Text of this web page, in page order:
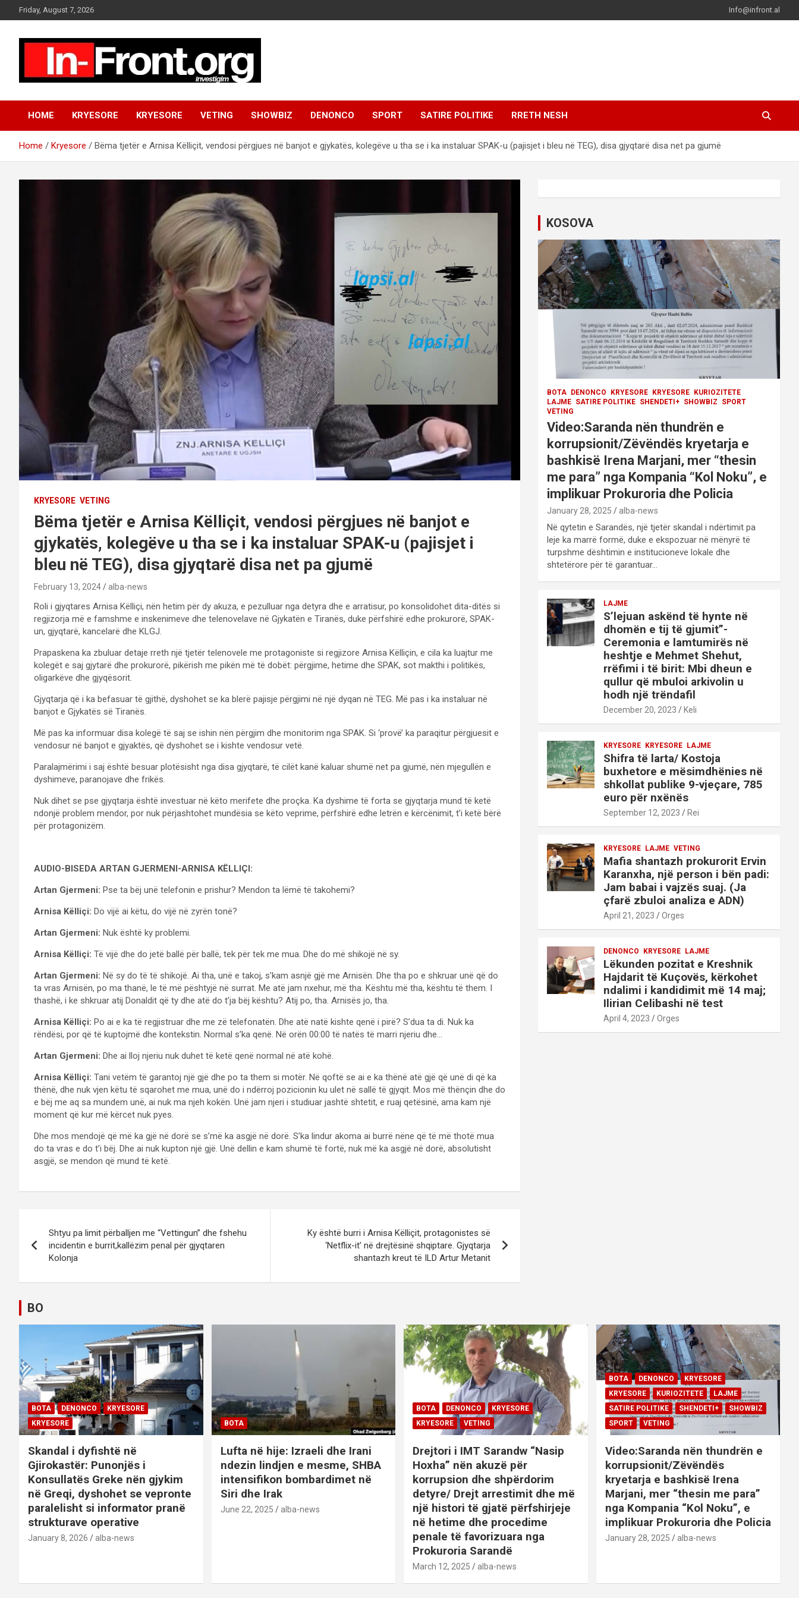
k
e
Friday, August 7, 2026 Info@infront.al
HOME KRYESORE KRYESORE VETING SHOWBIZ DENONCO SPORT SATIRE POLITIKE RRETH NESH
Home Kryesore Bëma tjetër e Arnisa Këlliçit, vendosi përgjues në banjot e gjykatës, kolegëve u tha se i ka instaluar SPAK-u (pajisjet i bleu në TEG), disa gjyqtarë disa net pa gjumë
KRYESORE VETING
Bëma tjetër e Arnisa Këlliçit, vendosi përgjues në banjot e
gjykatës, kolegëve u tha se i ka instaluar SPAK-u (pajisjet i
bleu në TEG), disa gjyqtarë disa net pa gjumë
February 13, 2024 alba-news
Roli i gjyqtares Arnisa Këlliçi, nën hetim për dy akuza, e pezulluar nga detyra dhe e arratisur, po konsolidohet dita-ditës si
regjizorja më e famshme e inskenimeve dhe telenovelave në Gjykatën e Tiranës, duke përfshirë edhe prokurorë, SPAK-
un, gjyqtarë, kancelarë dhe KLGJ.
Prapaskena ka zbuluar detaje rreth një tjetër telenovele me protagoniste si regjizore Arnisa Këlliçin, e cila ka luajtur me
kolegët e saj gjytarë dhe prokurorë, pikërish me pikën më të dobët: përgjime, hetime dhe SPAK, sot makthi i politikës,
oligarkëve dhe gjyqësorit.
Gjyqtarja që i ka befasuar të gjithë, dyshohet se ka blerë pajisje përgjimi në një dyqan në TEG. Më pas i ka instaluar në
banjot e Gjykatës së Tiranës.
Më pas ka informuar disa kolegë të saj se ishin nën përgjim dhe monitorim nga SPAK. Si ‘provë’ ka paraqitur përgjuesit e
vendosur në banjot e gjyaktës, që dyshohet se i kishte vendosur vetë.
Paralajmërimi i saj është besuar plotësisht nga disa gjyqtarë, të cilët kanë kaluar shumë net pa gjumë, nën mjegullën e
dyshimeve, paranojave dhe frikës.
Nuk dihet se pse gjyqtarja është investuar në këto merifete dhe proçka. Ka dyshime të forta se gjyqtarja mund të ketë
ndonjë problem mendor, por nuk përjashtohet mundësia se këto veprime, përfshirë edhe letrën e kërcënimit, t’i ketë bërë
për protagonizëm.
AUDIO-BISEDA ARTAN GJERMENI-ARNISA KËLLIÇI:
Artan Gjermeni: Pse ta bëj unë telefonin e prishur? Mendon ta lëmë të takohemi?
Arnisa Këlliçi: Do vijë ai këtu, do vijë në zyrën tonë?
Artan Gjermeni: Nuk është ky problemi.
Arnisa Këlliçi: Të vijë dhe do jetë ballë për ballë, tek për tek me mua. Dhe do më shikojë në sy.
Artan Gjermeni: Në sy do të të shikojë. Ai tha, unë e takoj, s’kam asnjë gjë me Arnisën. Dhe tha po e shkruar unë që do
ta vras Arnisën, po ma thanë, le të më pështyjë në surrat. Me atë jam nxehur, më tha. Kështu më tha, kështu të them. I
thashë, i ke shkruar atij Donaldit që ty dhe atë do t’ja bëj kështu? Atij po, tha. Arnisës jo, tha.
Arnisa Këlliçi: Po ai e ka të regjistruar dhe me zë telefonatën. Dhe atë natë kishte qenë i pirë? S’dua ta di. Nuk ka
rëndësi, por që të kuptojmë dhe kontekstin. Normal s’ka qenë. Në orën 00:00 të natës të marri njeriu dhe…
Artan Gjermeni: Dhe ai lloj njeriu nuk duhet të ketë qenë normal në atë kohë.
Arnisa Këlliçi: Tani vetëm të garantoj një gjë dhe po ta them si motër. Në qoftë se ai e ka thënë atë gjë që unë di që ka
thënë, dhe nuk vjen këtu të sqarohet me mua, unë do i ndërroj pozicionin ku ulet në sallë të gjyqit. Mos më thënçin dhe do
e bëj me aq sa mundem unë, ai nuk ma njeh kokën. Unë jam njeri i studiuar jashtë shtetit, e ruaj qetësinë, ama kam një
moment që kur më kërcet nuk pyes.
Dhe mos mendojë që më ka gjë në dorë se s’më ka asgjë në dorë. S’ka lindur akoma ai burrë nëne që të më thotë mua
do ta vras e do t’i bëj. Dhe ai nuk kupton një gjë. Unë dellin e kam shumë të fortë, nuk më ka asgjë në dorë, absolutisht
asgjë, se mendon që mund të ketë.
t
n
v
i
g
a
o
n
Shtyu pa limit përballjen me “Vettingun” dhe fshehu
incidentin e burrit,kallëzim penal për gjyqtaren
Kolonja
Ky është burri i Arnisa Këlliçit, protagonistes së
‘Netflix-it’ në drejtësinë shqiptare. Gjyqtarja
shantazh kreut të ILD Artur Metanit
KOSOVA
BOTA DENONCO KRYESORE KRYESORE
KURIOZITETE
LAJME SATIRE POLITIKE SHENDETI+ SHOWBIZ
SPORT
VETING
Video:Saranda nën thundrën e
korrupsionit/Zëvëndës kryetarja e
bashkisë Irena Marjani, mer “thesin
me para” nga Kompania “Kol Noku”, e
implikuar Prokuroria dhe Policia
January 28, 2025 alba-news
Në qytetin e Sarandës, një tjetër skandal i ndërtimit pa
leje ka marrë formë, duke e ekspozuar në mënyrë të
turpshme dështimin e institucioneve lokale dhe
shtetërore për të garantuar…
LAJME
S’lejuan askënd të hynte në
dhomën e tij të gjumit”-
Ceremonia e lamtumirës në
heshtje e Mehmet Shehut,
rrëfimi i të birit: Mbi dheun e
qullur që mbuloi arkivolin u
hodh një trëndafil
December 20, 2023 Keli
KRYESORE KRYESORE LAJME
Shifra të larta/ Kostoja
buxhetore e mësimdhënies në
shkollat publike 9-vjeçare, 785
euro për nxënës
September 12, 2023 Rei
KRYESORE LAJME VETING
Mafia shantazh prokurorit Ervin
Karanxha, një person i bën padi:
Jam babai i vajzës suaj. (Ja
çfarë zbuloi analiza e ADN)
April 21, 2023 Orges
DENONCO KRYESORE LAJME
Lëkunden pozitat e Kreshnik
Hajdarit të Kuçovës, kërkohet
ndalimi i kandidimit më 14 maj;
Ilirian Celibashi në test
April 4, 2023 Orges
BO
BOTA DENONCO
KRYESORE
KRYESORE
Skandal i dyfishtë në
Gjirokastër: Punonjës i
Konsullatës Greke nën gjykim
në Greqi, dyshohet se vepronte
paralelisht si informator pranë
strukturave operative
January 8, 2026 alba-news
BOTA
Lufta në hije: Izraeli dhe Irani
ndezin lindjen e mesme, SHBA
intensifikon bombardimet në
Siri dhe Irak
June 22, 2025 alba-news
BOTA DENONCO
KRYESORE
KRYESORE
VETING
Drejtori i IMT Sarandw “Nasip
Hoxha” nën akuzë për
korrupsion dhe shpërdorim
detyre/ Drejt arrestimit dhe më
një histori të gjatë përfshirjeje
në hetime dhe procedime
penale të favorizuara nga
Prokuroria Sarandë
March 12, 2025 alba-news
BOTA DENONCO
KRYESORE
KRYESORE
KURIOZITETE
LAJME
SATIRE POLITIKE
SHENDETI+
SHOWBIZ
SPORT
VETING
Video:Saranda nën thundrën e
korrupsionit/Zëvëndës
kryetarja e bashkisë Irena
Marjani, mer “thesin me para”
nga Kompania “Kol Noku”, e
implikuar Prokuroria dhe Policia
January 28, 2025 alba-news
BOTA DENONCO
KRYESORE